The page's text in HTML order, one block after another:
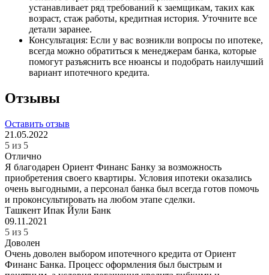
устанавливает ряд требований к заемщикам, таких как
возраст, стаж работы, кредитная история. Уточните все
детали заранее.
Консультация: Если у вас возникли вопросы по ипотеке,
всегда можно обратиться к менеджерам банка, которые
помогут разъяснить все нюансы и подобрать наилучший
вариант ипотечного кредита.
Отзывы
Оставить отзыв
21.05.2022
5 из 5
Отлично
Я благодарен Ориент Финанс Банку за возможность
приобретения своего квартиры. Условия ипотеки оказались
очень выгодными, а персонал банка был всегда готов помочь
и проконсультировать на любом этапе сделки.
Ташкент Ипак Йули Банк
09.11.2021
5 из 5
Доволен
Очень доволен выбором ипотечного кредита от Ориент
Финанс Банка. Процесс оформления был быстрым и